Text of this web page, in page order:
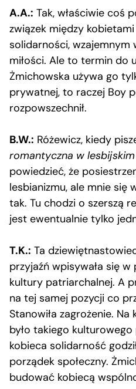
A.A.: Tak, właściwie coś
związek między
solidarności, wzajemnym
miłości. Ale to termin do
Żmichowska używa go
prywatnej, to raczej Boy
rozpowszechnił.
B.W.: Różewicz, kiedy
romantyczna w
powiedzieć, że
lesbianizmu, ale mnie się
tak. Tu chodzi o szerszą
jest ewentualnie tylko
T.K.: Ta
przyjaźń wpisywała się
kultury patriarchalnej. A
na tej samej pozycji co
Stanowiła zagrożenie.
było takiego
kobieca solidarność
porządek społeczny.
budować kobiecą